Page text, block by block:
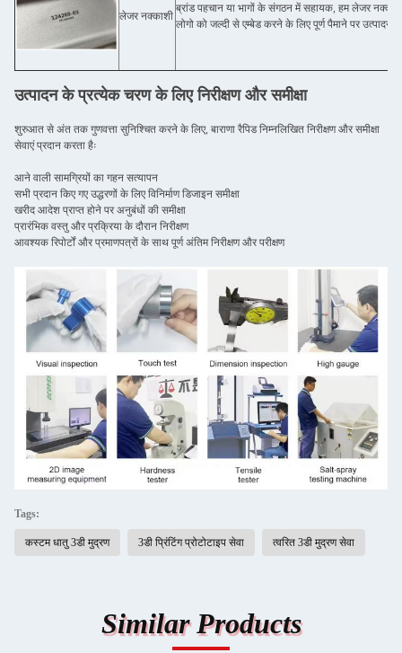
लेजर नक्काशी
ब्रांड पहचान या भागों के संगठन में सहायक, हम लेजर
लोगो को जल्दी से एम्बेड करने के लिए पूर्ण पैमाने पर उत्पादन के
उत्पादन के प्रत्येक चरण के लिए निरीक्षण और समीक्षा
शुरुआत से अंत तक गुणवत्ता सुनिश्चित करने के लिए, बाराणा रैपिड निम्नलिखित निरीक्षण और समीक्षा
सेवाएं प्रदान करता हैः
आने वाली सामग्रियों का गहन सत्यापन
सभी प्रदान किए गए उद्धरणों के लिए विनिर्माण डिजाइन समीक्षा
खरीद आदेश प्राप्त होने पर अनुबंधों की समीक्षा
प्रारंभिक वस्तु और प्रक्रिया के दौरान निरीक्षण
आवश्यक रिपोर्टों और प्रमाणपत्रों के साथ पूर्ण अंतिम निरीक्षण और परीक्षण
Tags:
कस्टम धातु 3डी मुद्रण 3डी प्रिंटिंग प्रोटोटाइप सेवा त्वरित 3डी मुद्रण सेवा
Similar Products